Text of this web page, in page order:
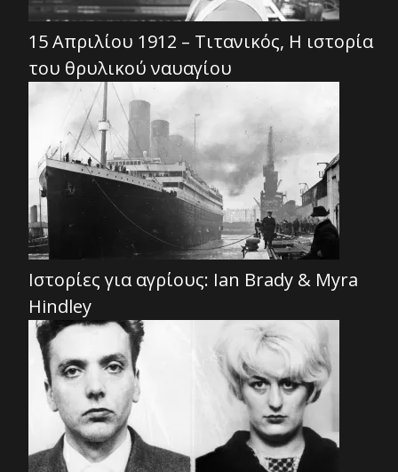
15 Απριλίου 1912 – Τιτανικός, Η ιστορία
του θρυλικού ναυαγίου
Ιστορίες για αγρίους: Ian Brady & Myra
Hindley